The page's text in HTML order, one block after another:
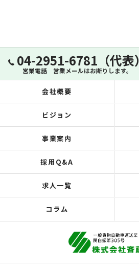
04-2951-6781（代表）
営業電話 営業メールはお断りします。
会社概要
ビジョン
事業案内
採用Q&A
求人一覧
コラム